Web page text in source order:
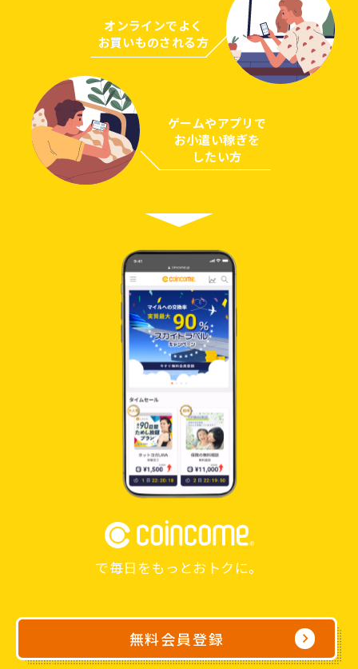
で毎日をもっとおトクに。
無料会員登録